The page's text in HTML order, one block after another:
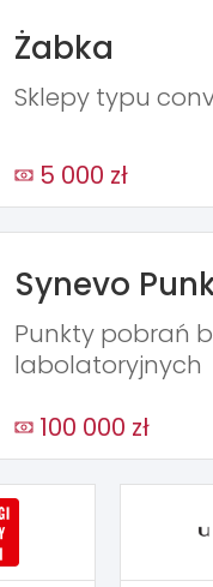
Żabka
Sklepy typu
5 000 zł
Synevo
Punkty pobrań
labolatoryjnych
100 000 zł